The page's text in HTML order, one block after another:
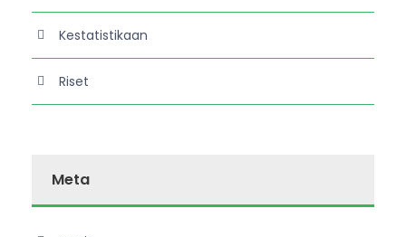
Kestatistikaan
Riset
Meta